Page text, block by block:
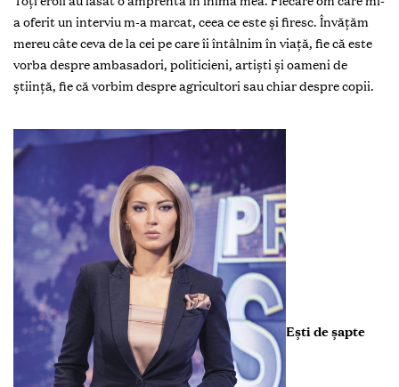
a oferit un interviu m-a marcat, ceea ce este şi firesc. Învăţăm
mereu câte ceva de la cei pe care îi întâlnim în viaţă, fie că este
vorba despre ambasadori, politicieni, artişti şi oameni de
ştiinţă, fie că vorbim despre agricultori sau chiar despre copii.
Ești de șapte